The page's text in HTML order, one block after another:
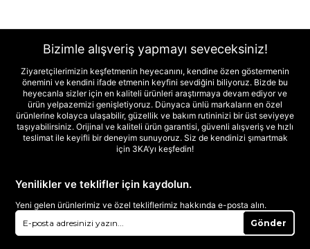
Bizimle alışveriş yapmayı seveceksiniz!
Ziyaretçilerimizin keşfetmenin heyecanını, kendine özen göstermenin
önemini ve kendini ifade etmenin keyfini sevdiğini biliyoruz. Bizde bu
heyecanla sizler için en kaliteli ürünleri araştırmaya devam ediyor ve
ürün yelpazemizi genişletiyoruz. Dünyaca ünlü markaların en özel
ürünlerine kolayca ulaşabilir, güzellik ve bakım rutininizi bir üst seviyeye
taşıyabilirsiniz. Orijinal ve kaliteli ürün garantisi, güvenli alışveriş ve hızlı
teslimat ile keyifli bir deneyim sunuyoruz. Siz de kendinizi şımartmak
için 3KA’yı keşfedin!
Yenilikler ve teklifler için kaydolun.
Yeni gelen ürünlerimiz ve özel tekliflerimiz hakkında e-posta alın.
Gönder